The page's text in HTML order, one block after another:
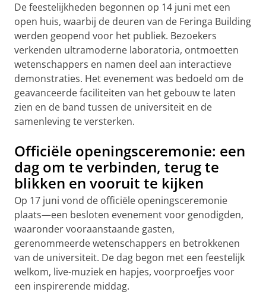
De feestelijkheden begonnen op 14 juni met een
open huis, waarbij de deuren van de Feringa Building
werden geopend voor het publiek. Bezoekers
verkenden ultramoderne laboratoria, ontmoetten
wetenschappers en namen deel aan interactieve
demonstraties. Het evenement was bedoeld om de
geavanceerde faciliteiten van het gebouw te laten
zien en de band tussen de universiteit en de
samenleving te versterken.
Officiële openingsceremonie: een
dag om te verbinden, terug te
blikken en vooruit te kijken
Op 17 juni vond de officiële openingsceremonie
plaats—een besloten evenement voor genodigden,
waaronder vooraanstaande gasten,
gerenommeerde wetenschappers en betrokkenen
van de universiteit. De dag begon met een feestelijk
welkom, live-muziek en hapjes, voorproefjes voor
een inspirerende middag.